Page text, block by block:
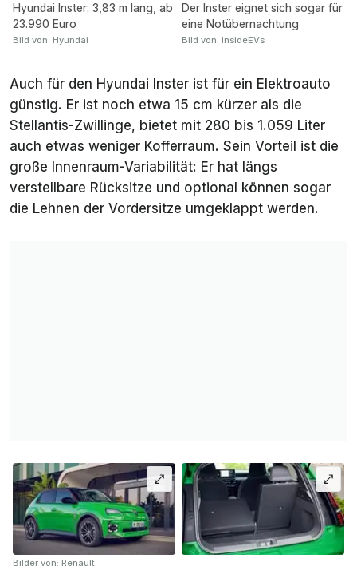
Hyundai Inster: 3,83 m lang, ab
23.990 Euro
Bild von: Hyundai
Der Inster eignet sich sogar für
eine Notübernachtung
Bild von: InsideEVs
Auch für den Hyundai Inster ist für ein Elektroauto
günstig. Er ist noch etwa 15 cm kürzer als die
Stellantis-Zwillinge, bietet mit 280 bis 1.059 Liter
auch etwas weniger Kofferraum. Sein Vorteil ist die
große Innenraum-Variabilität: Er hat längs
verstellbare Rücksitze und optional können sogar
die Lehnen der Vordersitze umgeklappt werden.
Bilder von: Renault